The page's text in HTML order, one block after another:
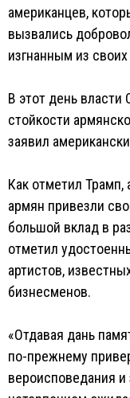
американцев,
вызвались
изгнанным из
В этот день
стойкости
заявил
Как отметил Трамп,
армян привезли
большой вклад в
отметил
артистов,
бизнесменов.
«Отдавая дань
по-прежнему
вероисповедания